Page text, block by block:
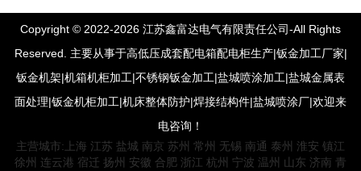
Copyright © 2022-2026 江苏鑫富达电气有限责任公司-All Rights
Reserved. 主要从事于高低压成套配电箱配电柜生产|钣金加工厂家|
钣金机架|机箱机柜加工|不锈钢钣金加工|盐城喷涂加工|盐城金属表
面处理|钣金机柜加工|机床整体防护|焊接结构件|盐城喷涂厂|欢迎来
电咨询！
主营城市: 上海 江苏 盐城 南京 苏州 常州 无锡 南通 泰州 淮安 镇江
徐州 连云港 宿迁 扬州 安徽 合肥 浙江 杭州 宁波 温州 山东 济南 青